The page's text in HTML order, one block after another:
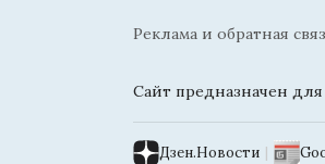
Реклама и обратная
Сайт предназначен
Дзен.Новости |